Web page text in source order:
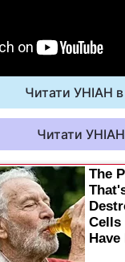
Читати УНІАН
Читати